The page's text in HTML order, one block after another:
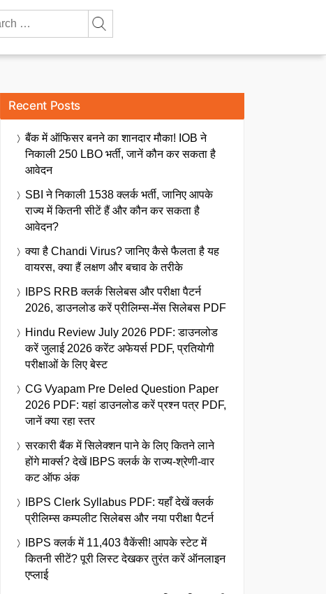
Recent Posts
बैंक में ऑफिसर बनने का शानदार मौका! IOB ने
निकाली 250 LBO भर्ती, जानें कौन कर सकता है
आवेदन
SBI ने निकाली 1538 क्लर्क भर्ती, जानिए आपके
राज्य में कितनी सीटें हैं और कौन कर सकता है
आवेदन?
क्या है Chandi Virus? जानिए कैसे फैलता है यह
वायरस, क्या हैं लक्षण और बचाव के तरीके
IBPS RRB क्लर्क सिलेबस और परीक्षा पैटर्न
2026, डाउनलोड करें प्रीलिम्स-मेंस सिलेबस PDF
Hindu Review July 2026 PDF: डाउनलोड
करें जुलाई 2026 करेंट अफेयर्स PDF, प्रतियोगी
परीक्षाओं के लिए बेस्ट
CG Vyapam Pre Deled Question Paper
2026 PDF: यहां डाउनलोड करें प्रश्न पत्र PDF,
जानें क्या रहा स्तर
सरकारी बैंक में सिलेक्शन पाने के लिए कितने लाने
होंगे मार्क्स? देखें IBPS क्लर्क के राज्य-श्रेणी-वार
कट ऑफ अंक
IBPS Clerk Syllabus PDF: यहाँ देखें क्लर्क
प्रीलिम्स कम्पलीट सिलेबस और नया परीक्षा पैटर्न
IBPS क्लर्क में 11,403 वैकेंसी! आपके स्टेट में
कितनी सीटें? पूरी लिस्ट देखकर तुरंत करें ऑनलाइन
एप्लाई